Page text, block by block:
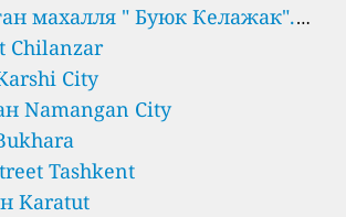
по гидрометеорологии.
управление по
гидрометеорологии. Gulistan
Chilanzar
Karshi City
Наманган Namangan City
Bukhara
Botkin Street Tashkent
Андижон Karatut